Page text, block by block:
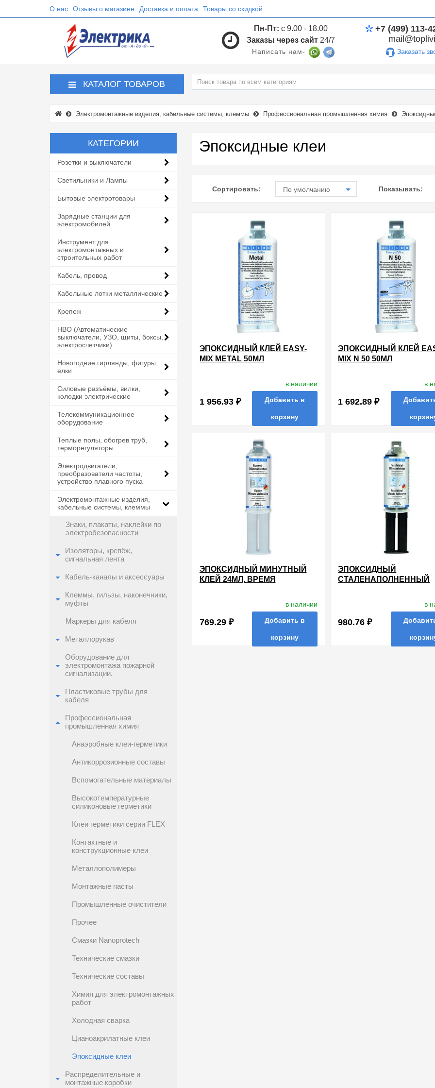
О нас Отзывы о магазине Доставка и оплата Товары со скидкой
Пн-Пт: с 9.00 - 18.00
Заказы через сайт 24/7
Написать нам-
+7 (499) 113-
Заказать
КАТАЛОГ ТОВАРОВ
Электромонтажные изделия, кабельные системы, клеммы Профессиональная промышленная химия
КАТЕГОРИИ
Розетки и выключатели
Светильники и Лампы
Бытовые электротовары
Зарядные станции для
электромобилей
Инструмент для
электромонтажных и
строительных работ
Кабель, провод
Кабельные лотки металлические
Крепеж
НВО (Автоматические
выключатели, УЗО, щиты, боксы,
электросчетчики)
Новогодние гирлянды, фигуры,
елки
Силовые разъёмы, вилки,
колодки электрические
Телекоммуникационное
оборудование
Теплые полы, обогрев труб,
терморегуляторы
Электродвигатели,
преобразователи частоты,
устройство плавного пуска
Электромонтажные изделия,
кабельные системы, клеммы
Знаки, плакаты, наклейки по
электробезопасности
Изоляторы, крепёж,
сигнальная лента
Кабель-каналы и аксессуары
Клеммы, гильзы, наконечники,
муфты
Маркеры для кабеля
Металлорукав
Оборудование для
электромонтажа пожарной
сигнализации.
Пластиковые трубы для
кабеля
Профессиональная
промышленная химия
Анаэробные клеи-герметики
Антикоррозионные составы
Вспомогательные материалы
Высокотемпературные
силиконовые герметики
Клеи герметики серии FLEX
Контактные и
конструкционные клеи
Металлополимеры
Монтажные пасты
Промышленные очистители
Прочее
Смазки Nanoprotech
Технические смазки
Технические составы
Химия для электромонтажных
работ
Холодная сварка
Цианоакрилатные клеи
Эпоксидные клеи
Распределительные и
монтажные коробки
Эпоксидные клеи
Сортировать: По умолчанию Показывать:
ЭПОКСИДНЫЙ КЛЕЙ EASY-
MIX METAL 50МЛ
1 956.93 ₽
в наличии
Добавить в
корзину
сравнить купить в 1 клик
ЭПОКСИДНЫЙ КЛЕЙ
MIX N 50 50МЛ
1 692.89 ₽
в
сравнить
ЭПОКСИДНЫЙ МИНУТНЫЙ
КЛЕЙ 24МЛ, ВРЕМЯ
769.29 ₽
в наличии
Добавить в
корзину
сравнить купить в 1 клик
ЭПОКСИДНЫЙ
СТАЛЕНАПОЛНЕННЫЙ
980.76 ₽
в
сравнить